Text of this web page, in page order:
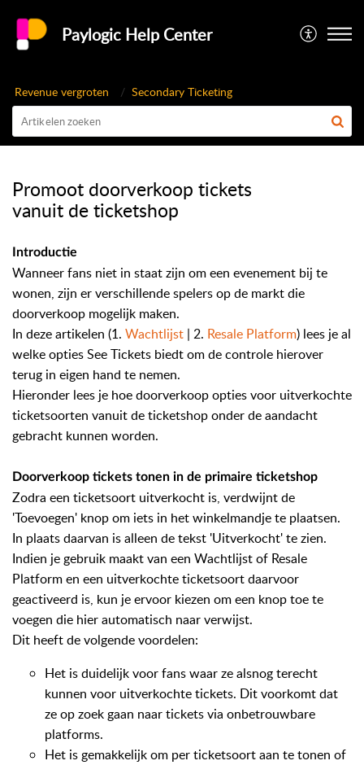
Paylogic Help Center
Revenue vergroten Secondary Ticketing
Promoot doorverkoop tickets
vanuit de ticketshop
Introductie
Wanneer fans niet in staat zijn om een evenement bij te
wonen, zijn er verschillende spelers op de markt die
doorverkoop mogelijk maken.
In deze artikelen (1. Wachtlijst | 2. Resale Platform) lees je al
welke opties See Tickets biedt om de controle hierover
terug in eigen hand te nemen.
Hieronder lees je hoe doorverkoop opties voor uitverkochte
ticketsoorten vanuit de ticketshop onder de aandacht
gebracht kunnen worden.
Doorverkoop tickets tonen in de primaire ticketshop
Zodra een ticketsoort uitverkocht is, verdwijnt de
'Toevoegen' knop om iets in het winkelmandje te plaatsen.
In plaats daarvan is alleen de tekst 'Uitverkocht' te zien.
Indien je gebruik maakt van een Wachtlijst of Resale
Platform en een uitverkochte ticketsoort daarvoor
geactiveerd is, kun je ervoor kiezen om een knop toe te
voegen die hier automatisch naar verwijst.
Dit heeft de volgende voordelen:
Het is duidelijk voor fans waar ze alsnog terecht
kunnen voor uitverkochte tickets. Dit voorkomt dat
ze op zoek gaan naar tickets via onbetrouwbare
platforms.
Het is gemakkelijk om per ticketsoort aan te tonen of